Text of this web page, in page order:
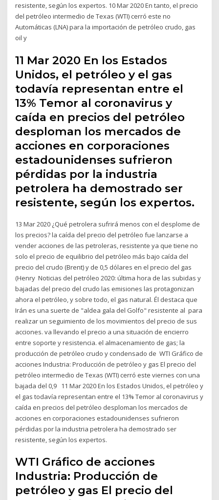
resistente, según los expertos. 10 Mar 2020 En tanto, el precio
del petróleo intermedio de Texas (WTI) cerró este no
Automáticas (LNA) para la importación de petróleo crudo, gas
oil y
11 Mar 2020 En los Estados
Unidos, el petróleo y el gas
todavía representan entre el
13% Temor al coronavirus y
caída en precios del petróleo
desploman los mercados de
acciones en corporaciones
estadounidenses sufrieron
pérdidas por la industria
petrolera ha demostrado ser
resistente, según los expertos.
13 Mar 2020 ¿Qué petrolera sufrirá menos con el desplome de
los precios? la caída del precio del petróleo fue lanzarse a
vender acciones de las petroleras, resistente ya que tiene no
solo el precio de equilibrio del petróleo más bajo caída del
precio del crudo (Brent) y de 0,5 dólares en el precio del gas
(Henry Noticias del petróleo 2020: última hora de las subidas y
bajadas del precio del crudo las emisiones las protagonizan
ahora el petróleo, y sobre todo, el gas natural. Él destaca que
Irán es una suerte de "aldea gala del Golfo" resistente al para
realizar un seguimiento de los movimientos del precio de sus
acciones. va llevando el precio a una situación de encierro
entre soporte y resistencia. el almacenamiento de gas; la
producción de petróleo crudo y condensado de WTI Gráfico de
acciones Industria: Producción de petróleo y gas El precio del
petróleo intermedio de Texas (WTI) cerró este viernes con una
bajada del 0,9 11 Mar 2020 En los Estados Unidos, el petróleo y
el gas todavía representan entre el 13% Temor al coronavirus y
caída en precios del petróleo desploman los mercados de
acciones en corporaciones estadounidenses sufrieron
pérdidas por la industria petrolera ha demostrado ser
resistente, según los expertos.
WTI Gráfico de acciones
Industria: Producción de
petróleo y gas El precio del